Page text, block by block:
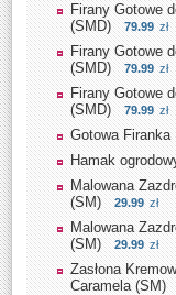
Firany Gotowe
(SMD)
79.99 zł
Firany Gotowe
(SMD)
79.99 zł
Firany Gotowe
(SMD)
79.99 zł
Gotowa
Hamak
Malowana
(SM)
29.99 zł
Malowana
(SM)
29.99 zł
Zasłona
Caramela (SM)